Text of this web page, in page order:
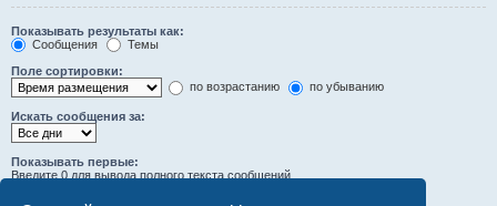
Показывать результаты как:
Сообщения
Темы
Поле сортировки:
по возрастанию
по убыванию
Искать сообщения за:
Показывать первые:
Введите 0 для вывода полного текста сообщений.